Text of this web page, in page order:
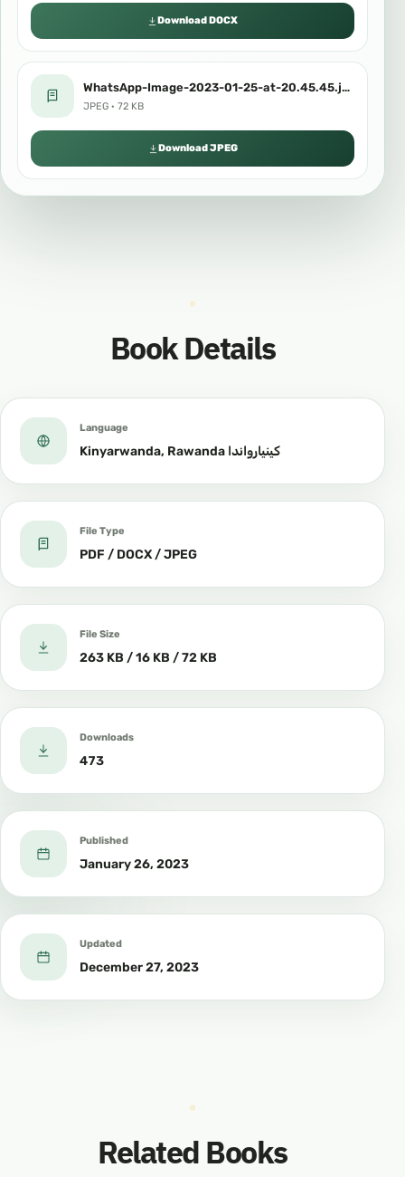
Download DOCX
WhatsApp-Image-2023-01-25-at-20.45.45.jpeg
JPEG · 72 KB
Download JPEG
Book Details
Language
Kinyarwanda, Rawanda كينيارواندا
File Type
PDF / DOCX / JPEG
File Size
263 KB / 16 KB / 72 KB
Downloads
473
Published
January 26, 2023
Updated
December 27, 2023
Related Books